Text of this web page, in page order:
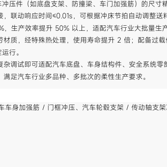
件（如底盘支架、防撞梁、车门加强筋）的尺寸
联动响应时间≤0.01s，可根据冲床节拍自动调整
生产效率提升 50% 以上，适配汽车行业大批量生
质，经特殊热处理，使用寿命提升 2 倍；配备过
行。
调试即可适配汽车底盘、车身结构件、安全系统
足汽车行业多品种、多批次的柔性生产要求。
身加强筋 / 门框冲压、汽车轮毂支架 / 传动轴支